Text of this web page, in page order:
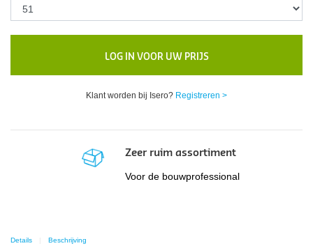
LOG IN VOOR UW PRIJS
Klant worden bij Isero? Registreren >
Zeer ruim assortiment
Voor de bouwprofessional
Details Beschrijving